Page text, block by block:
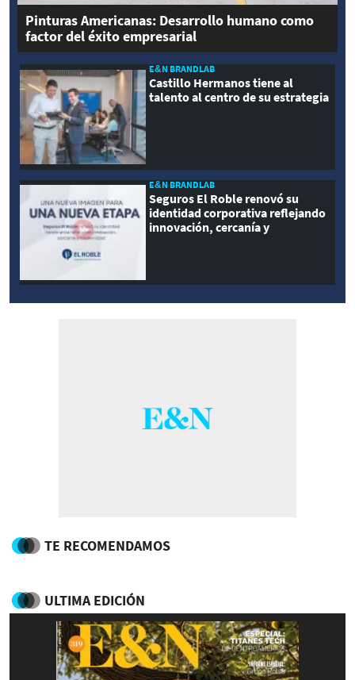
Pinturas Americanas: Desarrollo humano como
factor del éxito empresarial
E&N BRANDLAB
Castillo Hermanos tiene al
talento al centro de su estrategia
E&N BRANDLAB
Seguros El Roble renovó su
identidad corporativa reflejando
innovación, cercanía y
TE RECOMENDAMOS
ULTIMA EDICIÓN